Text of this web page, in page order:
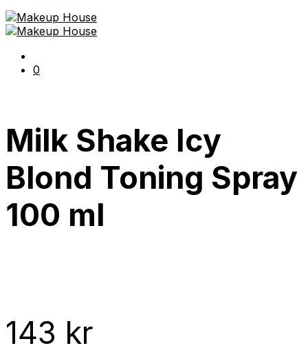
0
Milk Shake Icy
Blond Toning Spray
100 ml
143 kr